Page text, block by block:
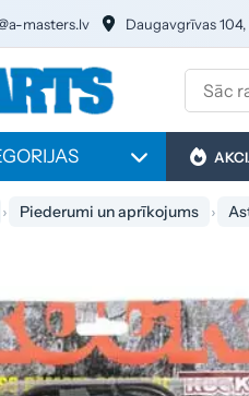
masters.lv Daugavgrīvas 104,
Piederumi un aprīkojums